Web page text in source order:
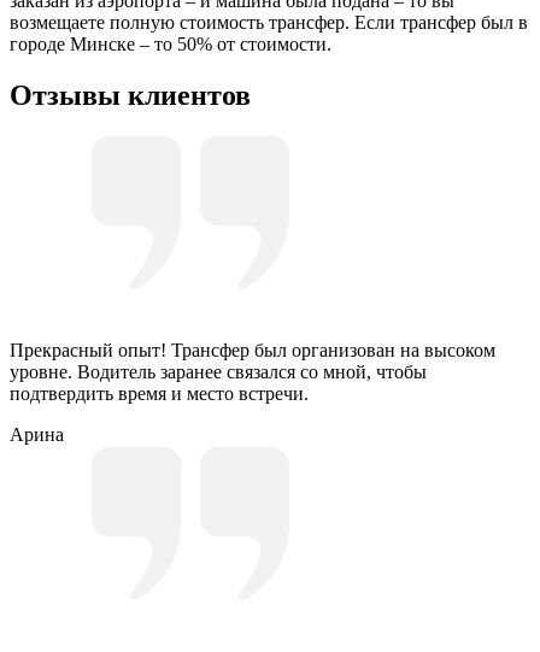
возмещаете полную стоимость трансфер. Если трансфер был в
городе Минске – то 50% от стоимости.
Отзывы клиентов
Прекрасный опыт! Трансфер был организован на высоком
уровне. Водитель заранее связался со мной, чтобы
подтвердить время и место встречи.
Арина